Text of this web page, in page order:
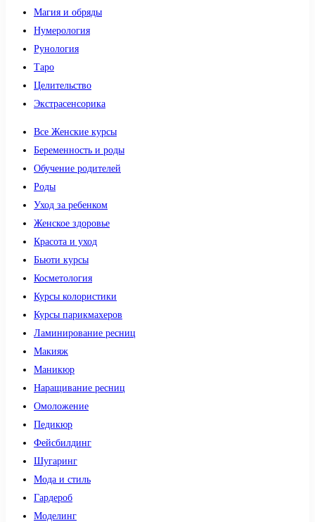
Магия и обряды
Нумерология
Рунология
Таро
Целительство
Экстрасенсорика
Все Женские курсы
Беременность и роды
Обучение родителей
Роды
Уход за ребенком
Женское здоровье
Красота и уход
Бьюти курсы
Косметология
Курсы колористики
Курсы парикмахеров
Ламинирование ресниц
Макияж
Маникюр
Наращивание ресниц
Омоложение
Педикюр
Фейсбилдинг
Шугаринг
Мода и стиль
Гардероб
Моделинг